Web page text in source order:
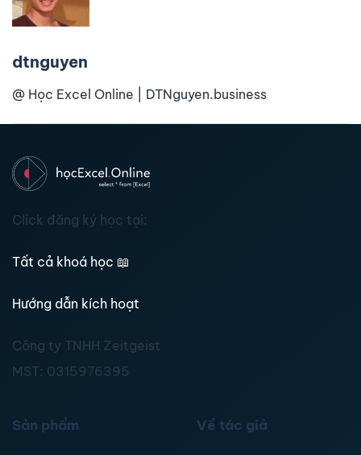
dtnguyen
@ Học Excel Online | DTNguyen.business
Click đăng ký học tại:
Tất cả khoá học 📖
Hướng dẫn kích hoạt
Công ty TNHH Zeitgeist
MST: 0315976395
Sản phẩm Về tác giả